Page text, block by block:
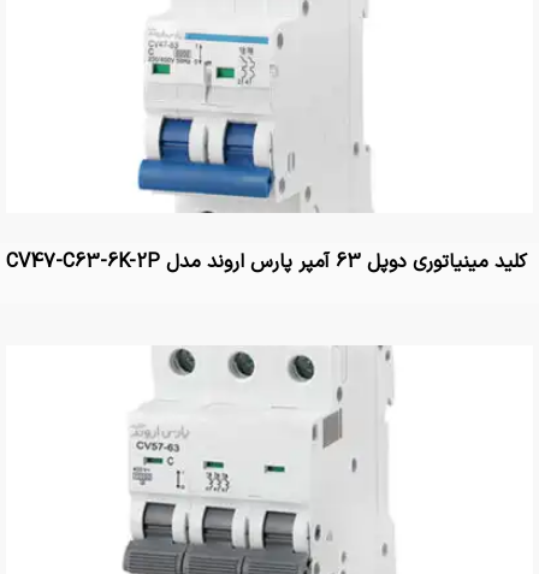
کلید مینیاتوری دوپل 63 آمپر پارس اروند مدل CV47-C63-6K-2P